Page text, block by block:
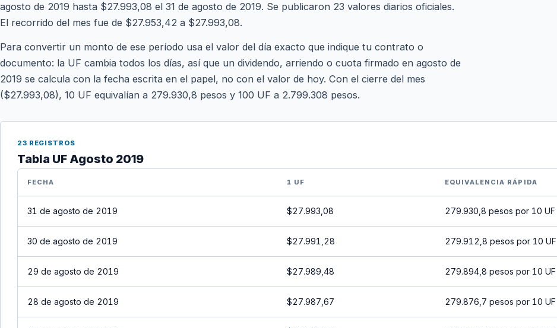
agosto de 2019 hasta $27.993,08 el 31 de agosto de 2019. Se publicaron 23 valores diarios oficiales.
El recorrido del mes fue de $27.953,42 a $27.993,08.
Para convertir un monto de ese período usa el valor del día exacto que indique tu contrato o
documento: la UF cambia todos los días, así que un dividendo, arriendo o cuota firmado en agosto de
2019 se calcula con la fecha escrita en el papel, no con el valor de hoy. Con el cierre del mes
($27.993,08), 10 UF equivalían a 279.930,8 pesos y 100 UF a 2.799.308 pesos.
23 REGISTROS
Tabla UF Agosto 2019
FECHA 1 UF EQUIVALENCIA RÁPIDA
31 de agosto de 2019 $27.993,08 279.930,8 pesos por 10 UF
30 de agosto de 2019 $27.991,28 279.912,8 pesos por 10 UF
29 de agosto de 2019 $27.989,48 279.894,8 pesos por 10 UF
28 de agosto de 2019 $27.987,67 279.876,7 pesos por 10 UF